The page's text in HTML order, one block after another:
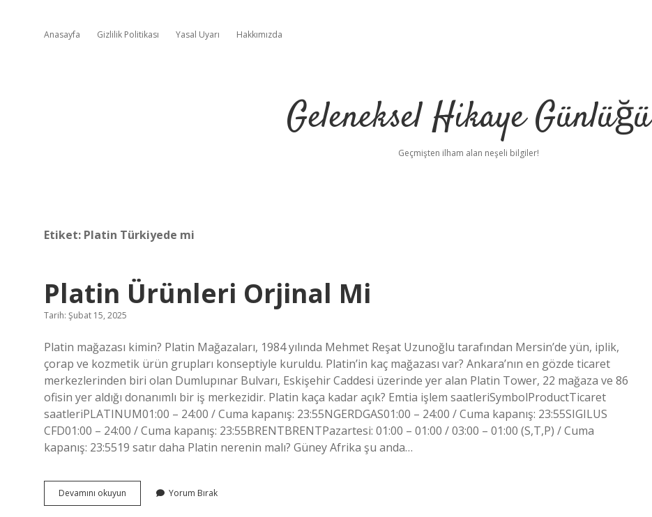
Anasayfa Gizlilik Politikası Yasal Uyarı Hakkımızda
Geleneksel Hikaye Günlüğü
Geçmişten ilham alan neşeli bilgiler!
Etiket: Platin Türkiyede mi
Platin Ürünleri Orjinal Mi
Tarih: Şubat 15, 2025
Platin mağazası kimin? Platin Mağazaları, 1984 yılında Mehmet Reşat Uzunoğlu tarafından Mersin’de yün, iplik,
çorap ve kozmetik ürün grupları konseptiyle kuruldu. Platin’in kaç mağazası var? Ankara’nın en gözde ticaret
merkezlerinden biri olan Dumlupınar Bulvarı, Eskişehir Caddesi üzerinde yer alan Platin Tower, 22 mağaza ve 86
ofisin yer aldığı donanımlı bir iş merkezidir. Platin kaça kadar açık? Emtia işlem saatleriSymbolProductTicaret
saatleriPLATINUM01:00 – 24:00 / Cuma kapanış: 23:55NGERDGAS01:00 – 24:00 / Cuma kapanış: 23:55SIGILUS
CFD01:00 – 24:00 / Cuma kapanış: 23:55BRENTBRENTPazartesi: 01:00 – 01:00 / 03:00 – 01:00 (S,T,P) / Cuma
kapanış: 23:5519 satır daha Platin nerenin malı? Güney Afrika şu anda…
Devamını okuyun
Ürünleri
Yorum Bırak